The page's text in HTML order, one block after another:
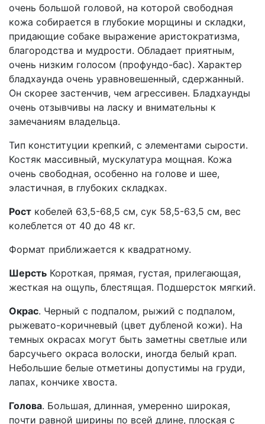
очень большой головой, на которой свободная
кожа собирается в глубокие морщины и складки,
придающие собаке выражение аристократизма,
благородства и мудрости. Обладает приятным,
очень низким голосом (профундо-бас). Характер
бладхаунда очень уравновешенный, сдержанный.
Он скорее застенчив, чем агрессивен. Бладхаунды
очень отзывчивы на ласку и внимательны к
замечаниям владельца.
Тип конституции крепкий, с элементами сырости.
Костяк массивный, мускулатура мощная. Кожа
очень свободная, особенно на голове и шее,
эластичная, в глубоких складках.
Рост кобелей 63,5-68,5 см, сук 58,5-63,5 см, вес
колеблется от 40 до 48 кг.
Формат приближается к квадратному.
Шерсть Короткая, прямая, густая, прилегающая,
жесткая на ощупь, блестящая. Подшерсток мягкий.
Окрас. Черный с подпалом, рыжий с подпалом,
рыжевато-коричневый (цвет дубленой кожи). На
темных окрасах могут быть заметны светлые или
барсучьего окраса волоски, иногда белый крап.
Небольшие белые отметины допустимы на груди,
лапах, кончике хвоста.
Голова. Большая, длинная, умеренно широкая,
почти равной ширины по всей длине, плоская с